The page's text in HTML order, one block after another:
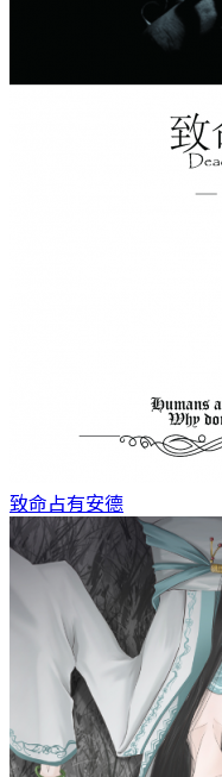
致命占有安德